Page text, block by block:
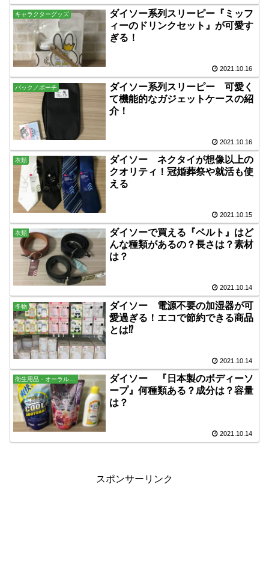
キャラクターグッズ
ダイソー系列スリーピー『ミッフ
ィーのドリンクセット』が可愛す
ぎる！
2021.10.16
バック／ポーチ
ダイソー系列スリーピー 可愛く
て機能的なガジェットケースの紹
介！
2021.10.16
衣類
ダイソー ネクタイが想像以上の
クオリティ！冠婚葬祭や就活も使
える
2021.10.15
衣類
ダイソーで買える『ベルト』はど
んな種類があるの？長さは？素材
は？
2021.10.14
冬物
ダイソー 電源不要の加湿器が可
愛過ぎる！エコで節約できる商品
とは⁉
2021.10.14
ダイソー 『日本製のボディーソ
ープ』何種類ある？成分は？容量
は？
2021.10.14
スポンサーリンク